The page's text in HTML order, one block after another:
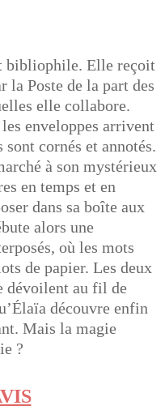
bibliophile. Elle reçoit
la Poste de la part des
elle collabore.
enveloppes arrivent
cornés et annotés.
à son mystérieux
en temps et en
dans sa boîte aux
alors une
où les mots
de papier. Les deux
dévoilent au fil de
découvre enfin
Mais la magie
?